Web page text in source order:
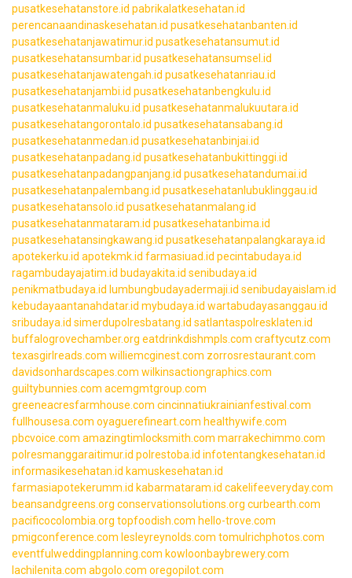
pusatkesehatanstore.id pabrikalatkesehatan.id
perencanaandinaskesehatan.id pusatkesehatanbanten.id
pusatkesehatanjawatimur.id pusatkesehatansumut.id
pusatkesehatansumbar.id pusatkesehatansumsel.id
pusatkesehatanjawatengah.id pusatkesehatanriau.id
pusatkesehatanjambi.id pusatkesehatanbengkulu.id
pusatkesehatanmaluku.id pusatkesehatanmalukuutara.id
pusatkesehatangorontalo.id pusatkesehatansabang.id
pusatkesehatanmedan.id pusatkesehatanbinjai.id
pusatkesehatanpadang.id pusatkesehatanbukittinggi.id
pusatkesehatanpadangpanjang.id pusatkesehatandumai.id
pusatkesehatanpalembang.id pusatkesehatanlubuklinggau.id
pusatkesehatansolo.id pusatkesehatanmalang.id
pusatkesehatanmataram.id pusatkesehatanbima.id
pusatkesehatansingkawang.id pusatkesehatanpalangkaraya.id
apotekerku.id apotekmk.id farmasiuad.id pecintabudaya.id
ragambudayajatim.id budayakita.id senibudaya.id
penikmatbudaya.id lumbungbudayadermaji.id senibudayaislam.id
kebudayaantanahdatar.id mybudaya.id wartabudayasanggau.id
sribudaya.id simerdupolresbatang.id satlantaspolresklaten.id
buffalogrovechamber.org eatdrinkdishmpls.com craftycutz.com
texasgirlreads.com williemcginest.com zorrosrestaurant.com
davidsonhardscapes.com wilkinsactiongraphics.com
guiltybunnies.com acemgmtgroup.com
greeneacresfarmhouse.com cincinnatiukrainianfestival.com
fullhousesa.com oyaguerefineart.com healthywife.com
pbcvoice.com amazingtimlocksmith.com marrakechimmo.com
polresmanggaraitimur.id polrestoba.id infotentangkesehatan.id
informasikesehatan.id kamuskesehatan.id
farmasiapotekerumm.id kabarmataram.id cakelifeeveryday.com
beansandgreens.org conservationsolutions.org curbearth.com
pacificocolombia.org topfoodish.com hello-trove.com
pmigconference.com lesleyreynolds.com tomulrichphotos.com
eventfulweddingplanning.com kowloonbaybrewery.com
lachilenita.com abgolo.com oregopilot.com